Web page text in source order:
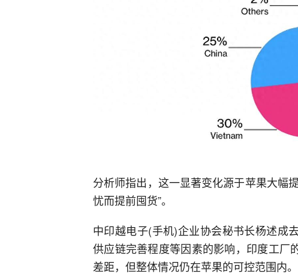
分析师指出，这一显著变化源于苹果大幅
忧而提前囤货”。
中印越电子(手机)企业协会秘书长杨述成
供应链完善程度等因素的影响，印度工厂
差距，但整体情况仍在苹果的可控范围内。